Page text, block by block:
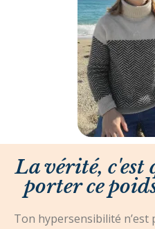
La vérité, c'est
porter ce
Ton hypersensibilité